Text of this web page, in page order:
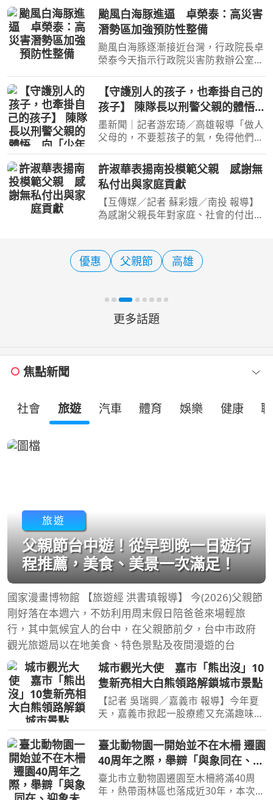
颱風白海豚進逼 卓榮泰：高災害
潛勢區加強預防性整備
颱風白海豚逐漸接近台灣，行政院長卓
榮泰今天指示行政院災害防救辦公室召
區加強預防性整備；災防辦在會中，要
求針對低窪地區積淹水風險，預置抽水
機具、搶險能量等，並
【守護別人的孩子，也牽掛自己的
孩子】 陳隊長以刑警父親的體悟
向「少年隊警察爸爸」致敬！
墨新聞｜記者游宏琦／高雄報導「做人
父母的，不要惹孩子的氣，免得他們失
隊/感動報導》 父親節前夕，高雄市政
府警察局少年警察隊隊長陳仁正引用
《聖經》經文，與同仁
許淑華表揚南投模範父親 感謝無
私付出與家庭貢獻
【互傳媒／記者 蘇彩娥／南投 報導】
為感謝父親長年對家庭、社會的付出和
模範父親表揚活動」，以「感恩父愛・
讓愛領投」為主題，表揚
優惠 父親節 高雄
更多話題
焦點新聞
社會 旅遊 汽車 體育 娛樂 健康
旅遊
父親節台中遊！從早到晚一日遊行
程推薦，美食、美景一次滿足！
國家漫畫博物館 【旅遊經 洪書瑱報導】 今(2026)父親節
剛好落在本週六，不妨利用周末假日陪爸爸來場輕旅
行，其中氣候宜人的台中，在父親節前夕，台中市政府
觀光旅遊局以在地美食、特色景點及夜間漫遊的台
城市觀光大使 嘉市「熊出沒」10
隻新亮相大白熊領路解鎖城市景點
【記者 吳瑞興／嘉義市 報導】今年夏
天，嘉義市掀起一股療癒又充滿趣味的
SMART經典繪本延伸而來的「大白
熊」，化身最萌城市領航員，陸續現身
嘉義市各大景點。隨著嘉義市長
臺北動物園一開始並不在木柵 遷園
40周年之際，舉辧「與象同在、迎
象未來」特展！
臺北市立動物園遷園至木柵將滿40周
年，熱帶雨林區也落成近30年，本次特